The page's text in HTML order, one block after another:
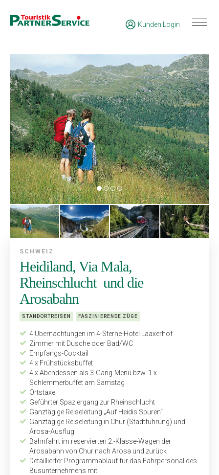
Kunden Login
SCHWEIZ
Heidiland, Via Mala,
Rheinschlucht und die
Arosabahn
STANDORTREISEN FASZINIERENDE ZÜGE
4 Übernachtungen im 4-Sterne-Hotel Laaxerhof
Zimmer mit Dusche oder Bad/WC
Empfangs-Cocktail
4 x Frühstücksbuffet
4 x Abendessen als 3-Gang-Menü bzw. 1 x
Schlemmerbuffet am Samstag
Ortstaxe
Geführter Spaziergang zur Rheinschlucht
Ganztägige Reiseleitung „Auf Heidis Spuren“
Ganztägige Reiseleitung in Chur (Stadtführung) und
Arosa-Ausflug
Bahnfahrt im reservierten 2.-Klasse-Wagen der
Arosabahn von Chur nach Arosa und zurück
Detaillierter Programmablauf für das Fahrpersonal des
Bus­unternehmens mit